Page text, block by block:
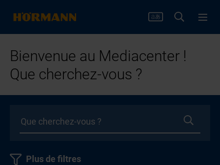
Bienvenue au Mediacenter !
Que cherchez-vous ?
Plus de filtres